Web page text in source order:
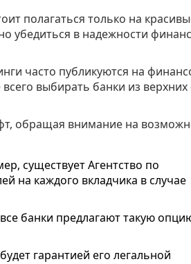
полагаться только на
убедиться в надежности
часто публикуются на
выбирать банки из верхних
обращая внимание на
существует Агентство по
на каждого вкладчика в случае
банки предлагают такую
гарантией его легальной